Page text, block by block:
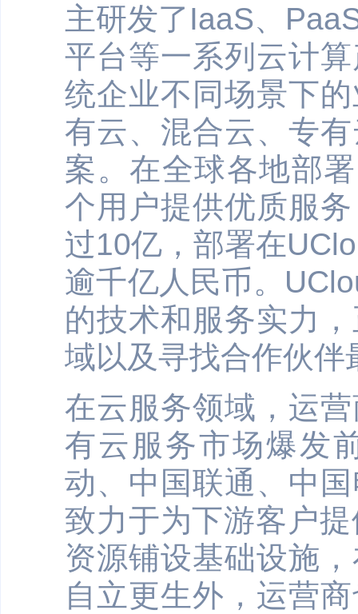
主研发了IaaS、
平台等一系列云计
统企业不同场景下
有云、混合云、专
案。在全球各地部
个用户提供优质服
过10亿，部署在
逾千亿人民币。
的技术和服务实力
域以及寻找合作伙伴
在云服务领域，运
有云服务市场爆发
动、中国联通、中
致力于为下游客户
资源铺设基础设施
自立更生外，运营